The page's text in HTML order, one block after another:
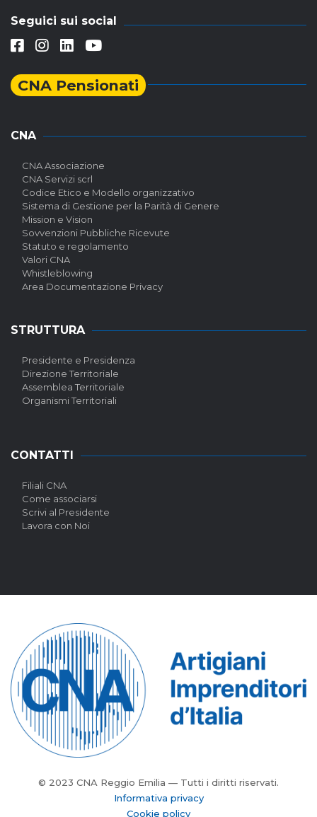
Seguici sui social
CNA Pensionati
CNA
CNA Associazione
CNA Servizi scrl
Codice Etico e Modello organizzativo
Sistema di Gestione per la Parità di Genere
Mission e Vision
Sovvenzioni Pubbliche Ricevute
Statuto e regolamento
Valori CNA
Whistleblowing
Area Documentazione Privacy
STRUTTURA
Presidente e Presidenza
Direzione Territoriale
Assemblea Territoriale
Organismi Territoriali
CONTATTI
Filiali CNA
Come associarsi
Scrivi al Presidente
Lavora con Noi
© 2023 CNA Reggio Emilia — Tutti i diritti riservati.
Informativa privacy
Cookie policy